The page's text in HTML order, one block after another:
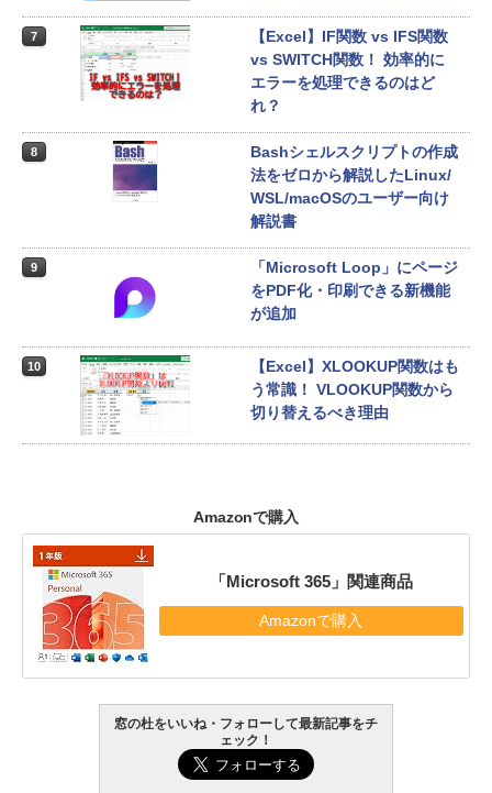
7
【Excel】IF関数 vs IFS関数
vs SWITCH関数！ 効率的に
エラーを処理できるのはど
れ？
8
Bashシェルスクリプトの作成
法をゼロから解説したLinux/
WSL/macOSのユーザー向け
解説書
9
「Microsoft Loop」にページ
をPDF化・印刷できる新機能
が追加
10
【Excel】XLOOKUP関数はも
う常識！ VLOOKUP関数から
切り替えるべき理由
Amazonで購入
「Microsoft 365」関連商品
Amazonで購入
窓の杜をいいね・フォローして最新記事をチ
ェック！